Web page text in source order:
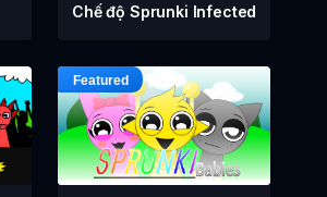
Chế độ Sprunki Infected